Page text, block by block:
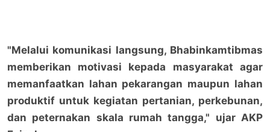
"Melalui komunikasi langsung, Bhabinkamtibmas
memberikan motivasi kepada masyarakat agar
memanfaatkan lahan pekarangan maupun lahan
produktif untuk kegiatan pertanian, perkebunan,
dan peternakan skala rumah tangga," ujar AKP